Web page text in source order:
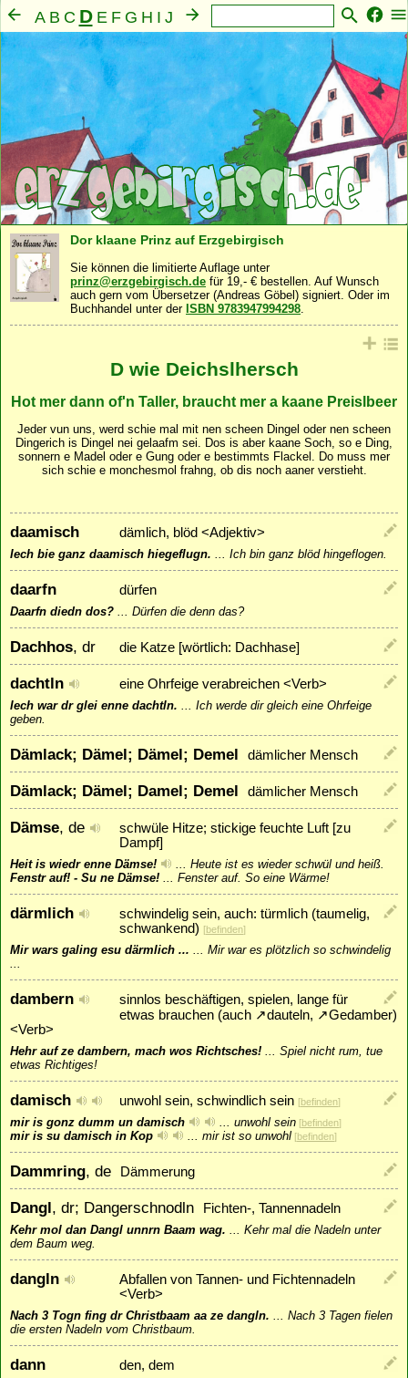
A B C D E F G H I J
K L M N O Q R S T U V X Y Z
Mensch· Seele· Geist Familie· Gemeinschaft ·
Nahrung Natur · Sonstiges
Dor klaane Prinz auf Erzgebirgisch
Sie können die limitierte Auflage unter
prinz@erzgebirgisch.de für 19,- € bestellen. Auf Wunsch
auch gern vom Übersetzer (Andreas Göbel) signiert. Oder im
Buchhandel unter der ISBN 9783947994298.
D wie Deichslhersch
Hot mer dann of'n Taller, braucht mer a kaane Preislbeer
Jeder vun uns, werd schie mal mit nen scheen Dingel oder nen scheen
Dingerich is Dingel nei gelaafm sei. Dos is aber kaane Soch, so e Ding,
sonnern e Madel oder e Gung oder e bestimmts Flackel. Do muss mer
sich schie e monchesmol frahng, ob dis noch aaner verstieht.
daamisch dämlich, blöd <Adjektiv>
Iech bie ganz daamisch hiegeflugn. Ich bin ganz blöd hingeflogen.
daarfn dürfen
Daarfn diedn dos? Dürfen die denn das?
Dachhos, dr die Katze [wörtlich: Dachhase]
dachtln eine Ohrfeige verabreichen <Verb>
Iech war dr glei enne dachtln.
Ich werde dir gleich eine Ohrfeige
geben.
Dämlack; Dämel; Dämel; Demel dämlicher Mensch
Dämlack; Dämel; Damel; Demel dämlicher Mensch
Dämse, de
schwüle Hitze; stickige feuchte Luft [zu
Dampf]
Heit is wiedr enne Dämse!
Heute ist es wieder schwül und heiß.
Fenstr auf! - Su ne Dämse!
Fenster auf. So eine Wärme!
därmlich
schwindelig sein, auch: türmlich (taumelig,
schwankend) [befinden]
Mir wars galing esu därmlich ...
Mir war es plötzlich so schwindelig
dambern
sinnlos beschäftigen, spielen, lange für
etwas brauchen (auch ↗dauteln, ↗Gedamber)
<Verb>
Hehr auf ze dambern, mach wos Richtsches!
Spiel nicht rum, tue
etwas Richtiges!
damisch unwohl sein, schwindlich sein [befinden]
mir is gonz dumm un damisch unwohl sein [befinden]
mir is su damisch in Kop mir ist so unwohl [befinden]
Dammring, de Dämmerung
Dangl, dr; Dangerschnodln Fichten-, Tannennadeln
Kehr mol dan Dangl unnrn Baam wag.
Kehr mal die Nadeln unter
dem Baum weg.
dangln
Abfallen von Tannen- und Fichtennadeln
<Verb>
Nach 3 Togn fing dr Christbaam aa ze dangln.
Nach 3 Tagen fielen
die ersten Nadeln vom Christbaum.
dann den, dem